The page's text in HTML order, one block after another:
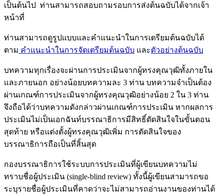
เป็นต้นไป ท่านสามารถสอบถามรอบการส่งต้นฉบับได้จากเจ้า
หน้าที่
ท่านสามารถดูรูปแบบและคำแนะนำในการเตรียมต้นฉบับได้
ตาม คำแนะนำในการจัดเตรียมต้นฉบับ และตัวอย่างต้นฉบับ
บทความทุกเรื่องจะผ่านการประเมินจากผู้ทรงคุณวุฒิทั้งภายใน
และภายนอก อย่างน้อยบทความละ 3 ท่าน บทความจำเป็นต้อง
ผ่านเกณฑ์การประเมินจากผู้ทรงคุณวุฒิอย่างน้อย 2 ใน 3 ท่าน
จึงถือได้ว่าบทความดังกล่าวผ่านเกณฑ์การประเมิน หากผลการ
ประเมินไม่เป็นเอกฉันท์บรรณาธิการมีสิทธิ์ตัดสินใจในขั้นตอน
สุดท้าย หรือแต่งตั้งผู้ทรงคุณวุฒิเพิ่ม การตัดสินใจของ
บรรณาธิการถือเป็นที่สิ้นสุด
กองบรรณาธิการใช้ระบบการประเมินที่ผู้เขียนบทความไม่
ทราบชื่อผู้ประเมิน (single-blind review) ทั้งนี้ผู้เขียนสามารถขอ
ระบุรายชื่อผู้ประเมินที่คาดว่าจะไม่สามารถอ่านงานของท่านได้